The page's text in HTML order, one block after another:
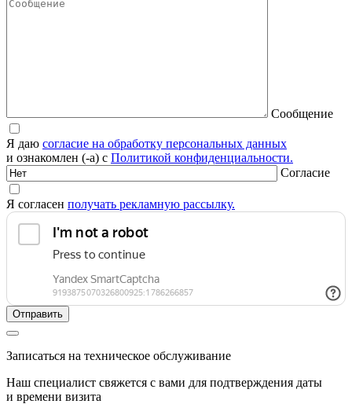
Сообщение
Я даю согласие на обработку персональных данных
и ознакомлен (-а) с Политикой конфиденциальности.
Согласие
Я согласен получать рекламную рассылку.
Записаться на техническое обслуживание
Наш специалист свяжется с вами для подтверждения даты
и времени визита